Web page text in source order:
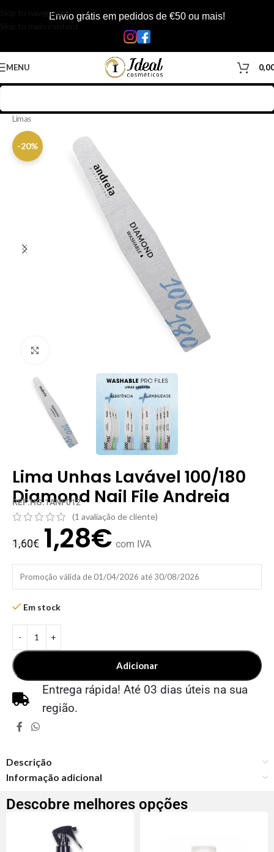
Skip to navigationEnvio grátis em pedidos de €50 ou mais!
MENU
Limas
-20%
Lima Unhas Lavável 100/180
Diamond Nail File Andreia
REF:HG.1ANF012
(1 avaliação de cliente)
1,60€ 1,28€ com IVA
Promoção válida de 01/04/2026 até 30/08/2026
Em stock
Adicionar
Entrega rápida! Até 03 dias úteis na sua
região.
Descrição
Informação adicional
Descobre melhores opções